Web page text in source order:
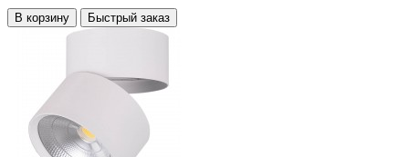
В корзину Быстрый заказ